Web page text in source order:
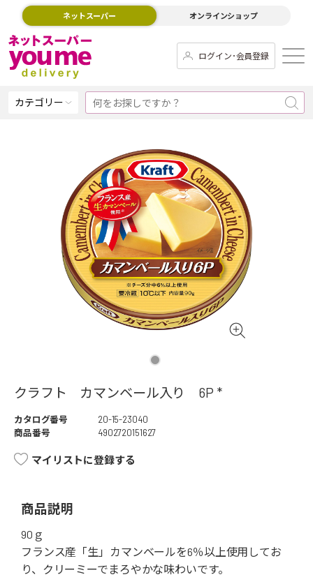
ネットスーパー オンラインショップ
ログイン･会員登録
カテゴリー
クラフト カマンベール入り 6P *
カタログ番号
20-15-23040
商品番号
4902720151627
マイリストに登録する
商品説明
90ｇ
フランス産「生」カマンベールを6％以上使用してお
り、クリーミーでまろやかな味わいです。